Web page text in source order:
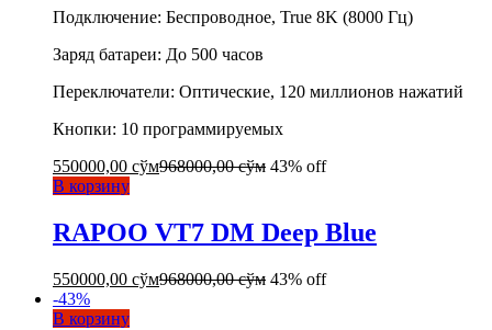
Подключение: Беспроводное, True 8K (8000 Гц)
Заряд батареи: До 500 часов
Переключатели: Оптические, 120 миллионов нажатий
Кнопки: 10 программируемых
550000,00 сўм968000,00сўм 43% off
В корзину
RAPOO VT7 DM Deep Blue
550000,00 сўм968000,00сўм 43% off
-43%
В корзину